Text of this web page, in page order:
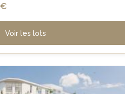
Voir les lots